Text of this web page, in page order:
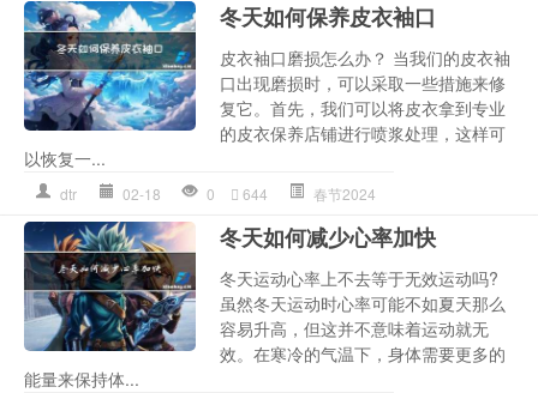
冬天如何保养皮衣袖口
皮衣袖口磨损怎么办？ 当我们的皮衣袖
口出现磨损时，可以采取一些措施来修
复它。首先，我们可以将皮衣拿到专业
的皮衣保养店铺进行喷浆处理，这样可
以恢复一...
dtr 02-18 0 644 春节2024
冬天如何减少心率加快
冬天运动心率上不去等于无效运动吗?
虽然冬天运动时心率可能不如夏天那么
容易升高，但这并不意味着运动就无
效。在寒冷的气温下，身体需要更多的
能量来保持体...